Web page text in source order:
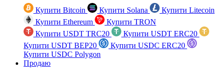
Купити Bitcoin Купити Solana
Купити Litecoin
Купити Ethereum
Купити TRON
Купити USDT TRC20
Купити USDT ERC20
Купити USDT BEP20
Купити USDC ERC20
Купити USDC Polygon
Продаю